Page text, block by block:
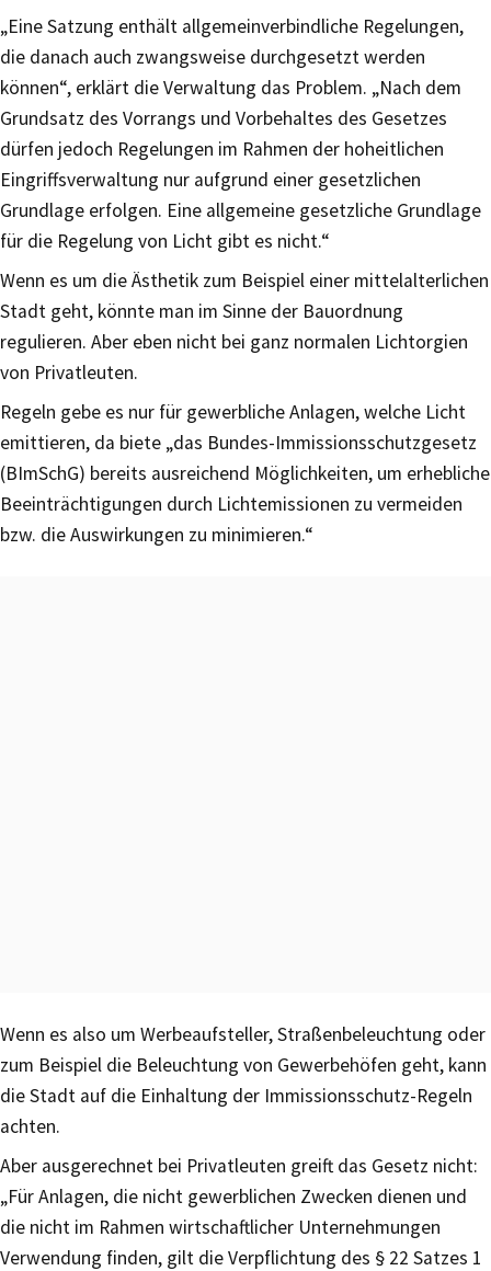
„Eine Satzung enthält allgemeinverbindliche Regelungen,
die danach auch zwangsweise durchgesetzt werden
können“, erklärt die Verwaltung das Problem. „Nach dem
Grundsatz des Vorrangs und Vorbehaltes des Gesetzes
dürfen jedoch Regelungen im Rahmen der hoheitlichen
Eingriffsverwaltung nur aufgrund einer gesetzlichen
Grundlage erfolgen. Eine allgemeine gesetzliche Grundlage
für die Regelung von Licht gibt es nicht.“
Wenn es um die Ästhetik zum Beispiel einer mittelalterlichen
Stadt geht, könnte man im Sinne der Bauordnung
regulieren. Aber eben nicht bei ganz normalen Lichtorgien
von Privatleuten.
Regeln gebe es nur für gewerbliche Anlagen, welche Licht
emittieren, da biete „das Bundes-Immissionsschutzgesetz
(BImSchG) bereits ausreichend Möglichkeiten, um erhebliche
Beeinträchtigungen durch Lichtemissionen zu vermeiden
bzw. die Auswirkungen zu minimieren.“
Wenn es also um Werbeaufsteller, Straßenbeleuchtung oder
zum Beispiel die Beleuchtung von Gewerbehöfen geht, kann
die Stadt auf die Einhaltung der Immissionsschutz-Regeln
achten.
Aber ausgerechnet bei Privatleuten greift das Gesetz nicht:
„Für Anlagen, die nicht gewerblichen Zwecken dienen und
die nicht im Rahmen wirtschaftlicher Unternehmungen
Verwendung finden, gilt die Verpflichtung des § 22 Satzes 1